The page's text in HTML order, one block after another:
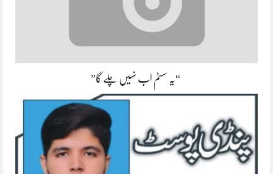
“یہ سسٹم اب نہیں چلے گا”